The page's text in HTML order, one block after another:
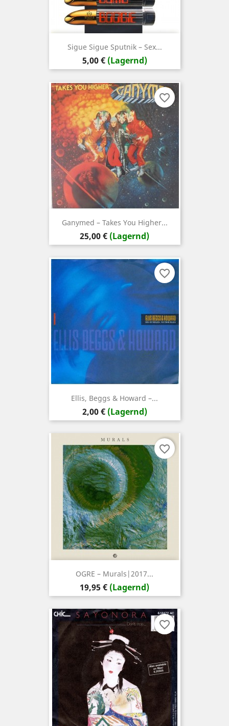
Sigue Sigue Sputnik – Sex...
Preis
5,00 € (Lagernd)
Ganymed – Takes You Higher...
Preis
25,00 € (Lagernd)
favorite_border
Ellis, Beggs & Howard ‎–...
Preis
2,00 € (Lagernd)
favorite_border
OGRE ‎– Murals|2017...
Preis
19,95 € (Lagernd)
favorite_border
favorite_border